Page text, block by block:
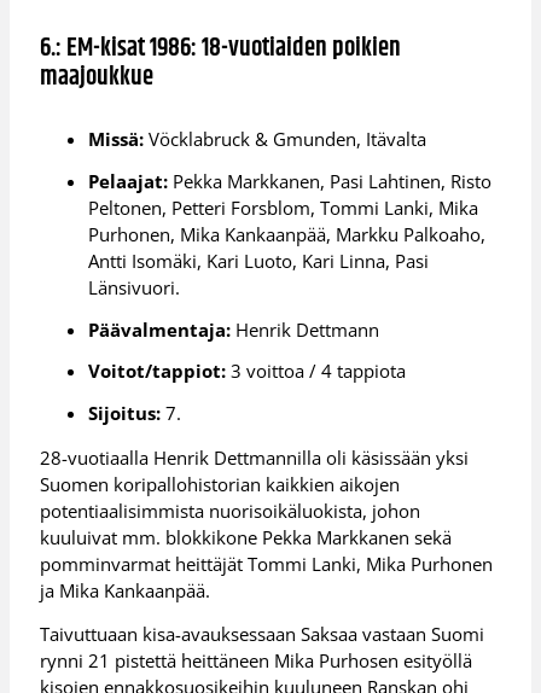
6.: EM-kisat 1986: 18-vuotiaiden poikien
maajoukkue
Missä: Vöcklabruck & Gmunden, Itävalta
Pelaajat: Pekka Markkanen, Pasi Lahtinen, Risto
Peltonen, Petteri Forsblom, Tommi Lanki, Mika
Purhonen, Mika Kankaanpää, Markku Palkoaho,
Antti Isomäki, Kari Luoto, Kari Linna, Pasi
Länsivuori.
Päävalmentaja: Henrik Dettmann
Voitot/tappiot: 3 voittoa / 4 tappiota
Sijoitus: 7.
28-vuotiaalla Henrik Dettmannilla oli käsissään yksi
Suomen koripallohistorian kaikkien aikojen
potentiaalisimmista nuorisoikäluokista, johon
kuuluivat mm. blokkikone Pekka Markkanen sekä
pomminvarmat heittäjät Tommi Lanki, Mika Purhonen
ja Mika Kankaanpää.
Taivuttuaan kisa-avauksessaan Saksaa vastaan Suomi
rynni 21 pistettä heittäneen Mika Purhosen esityöllä
kisojen ennakkosuosikeihin kuuluneen Ranskan ohi